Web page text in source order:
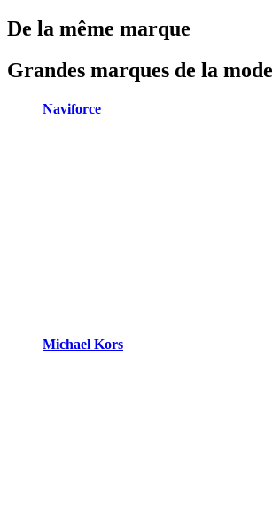
De la même marque
Grandes marques de la mode
Naviforce
Michael Kors